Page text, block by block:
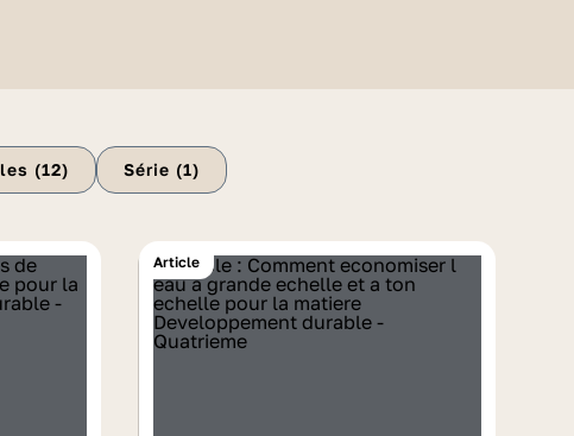
Articles (12) Série (1)
Article